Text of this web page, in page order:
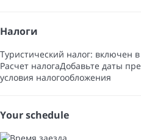
Налоги
Туристический налог: включен
Расчет налогаДобавьте даты
условия налогообложения
Your schedule